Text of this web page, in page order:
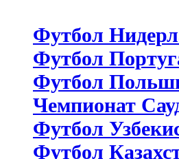
Футбол
Футбол
Футбол
Чемпионат
Футбол
Футбол